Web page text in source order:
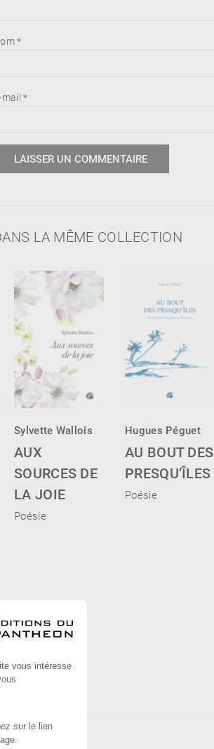
*
mail*
LA MÊME COLLECTION
Sylvette Wallois
AUX
SOURCES DE
LA JOIE
Poésie
Hugues Péguet
AU BOUT DES
PRESQU’ÎLES
Poésie